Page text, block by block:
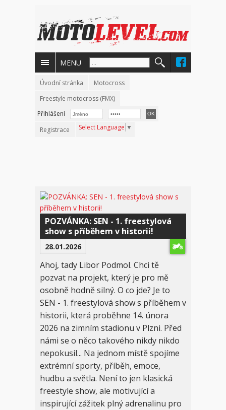
MENU
Úvodní stránka
Motocross
Freestyle motocross (FMX)
Přihlášení
Registrace
Select Language ▼
POZVÁNKA: SEN - 1. freestylová
show s příběhem v historii!
28.01.2026
Ahoj, tady Libor Podmol. Chci tě
pozvat na projekt, který je pro mě
osobně hodně silný. O co jde? Je to
SEN - 1. freestylová show s příběhem v
historii, která proběhne 14. února
2026 na zimním stadionu v Plzni. Před
námi se o něco takového nikdy nikdo
nepokusil... Na jednom místě spojíme
extrémní sporty, příběh, emoce,
hudbu a světla. Není to jen klasická
freestyle show, ale motivující a
inspirující zážitek plný adrenalinu pro